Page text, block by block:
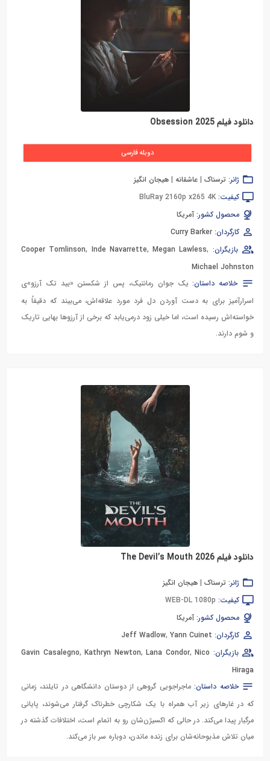
دانلود فیلم Obsession 2025
دوبله فارسی
ژانر: ترسناک | عاشقانه | هیجان انگیز
کیفیت: BluRay 2160p x265 4K
محصول کشور: آمریکا
کارگردان: Curry Barker
بازیگران:
Cooper Tomlinson, Inde Navarrette,Megan Lawless,
Michael Johnston
خلاصه داستان: یک جوان رمانتیک، پس از شکستن «بید تک آرزو»ی
اسرارآمیز برای به دست آوردن دل فرد مورد علاقه‌اش، می‌بیند که دقیقاً به
خواسته‌اش رسیده است، اما خیلی زود درمی‌یابد که برخی از آرزوها بهایی تاریک
و شوم دارند.
دانلود فیلم The Devil’s Mouth 2026
ژانر: ترسناک | هیجان انگیز
کیفیت: WEB-DL 1080p
محصول کشور: آمریکا
کارگردان:
Jeff Wadlow, Yann Cuinet
بازیگران:
Gavin Casalegno, Kathryn Newton, Lana Condor, Nico
Hiraga
خلاصه داستان:ماجراجویی گروهی از دوستان دانشگاهی در تایلند، زمانی
که در غارهای زیر آب همراه با یک شکارچی خطرناک گرفتار می‌شوند، پایانی
مرگبار پیدا می‌کند. در حالی که اکسیژن‌شان رو به اتمام است، اختلافات گذشته در
میان تلاش مذبوحانه‌شان برای زنده ماندن، دوباره سر باز می‌کند.